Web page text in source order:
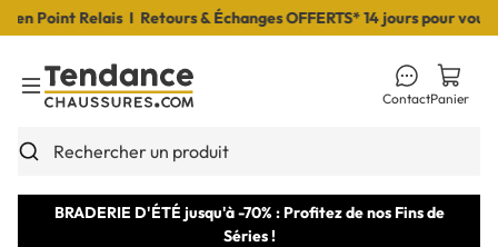
Point Relais I Retours & Échanges OFFERTS* 14 jours pour vous
Toggle Menu
Rechercher un produit
ContactPanier
BRADERIE D'ÉTÉ jusqu'à -70% : Profitez de nos Fins de
Séries !